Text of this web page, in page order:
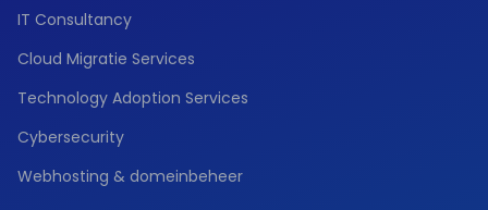
IT Consultancy
Cloud Migratie Services
Technology Adoption Services
Cybersecurity
Webhosting & domeinbeheer